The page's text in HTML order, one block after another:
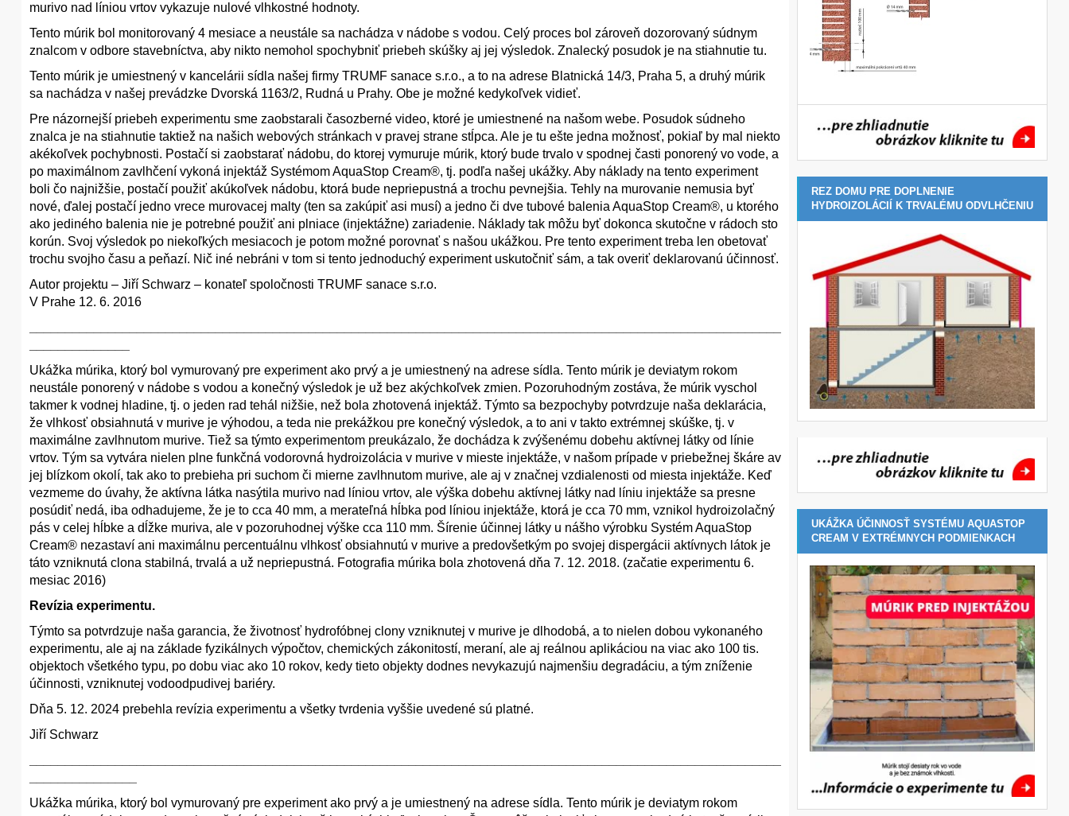
murivo nad líniou vrtov vykazuje nulové vlhkostné hodnoty.
Tento múrik bol monitorovaný 4 mesiace a neustále sa nachádza v nádobe s vodou. Celý proces bol zároveň dozorovaný súdnym
znalcom v odbore stavebníctva, aby nikto nemohol spochybniť priebeh skúšky aj jej výsledok. Znalecký posudok je na stiahnutie tu.
Tento múrik je umiestnený v kancelárii sídla našej firmy TRUMF sanace s.r.o., a to na adrese Blatnická 14/3, Praha 5, a druhý múrik
sa nachádza v našej prevádzke Dvorská 1163/2, Rudná u Prahy. Obe je možné kedykoľvek vidieť.
Pre názornejší priebeh experimentu sme zaobstarali časozberné video, ktoré je umiestnené na našom webe. Posudok súdneho
znalca je na stiahnutie taktiež na našich webových stránkach v pravej strane stĺpca. Ale je tu ešte jedna možnosť, pokiaľ by mal niekto
akékoľvek pochybnosti. Postačí si zaobstarať nádobu, do ktorej vymuruje múrik, ktorý bude trvalo v spodnej časti ponorený vo vode, a
po maximálnom zavlhčení vykoná injektáž Systémom AquaStop Cream®, tj. podľa našej ukážky. Aby náklady na tento experiment
boli čo najnižšie, postačí použiť akúkoľvek nádobu, ktorá bude nepriepustná a trochu pevnejšia. Tehly na murovanie nemusia byť
nové, ďalej postačí jedno vrece murovacej malty (ten sa zakúpiť asi musí) a jedno či dve tubové balenia AquaStop Cream®, u ktorého
ako jediného balenia nie je potrebné použiť ani plniace (injektážne) zariadenie. Náklady tak môžu byť dokonca skutočne v rádoch sto
korún. Svoj výsledok po niekoľkých mesiacoch je potom možné porovnať s našou ukážkou. Pre tento experiment treba len obetovať
trochu svojho času a peňazí. Nič iné nebráni v tom si tento jednoduchý experiment uskutočniť sám, a tak overiť deklarovanú účinnosť.
Autor projektu – Jiří Schwarz – konateľ spoločnosti TRUMF sanace s.r.o.
V Prahe 12. 6. 2016
Ukážka múrika, ktorý bol vymurovaný pre experiment ako prvý a je umiestnený na adrese sídla. Tento múrik je deviatym rokom
neustále ponorený v nádobe s vodou a konečný výsledok je už bez akýchkoľvek zmien. Pozoruhodným zostáva, že múrik vyschol
takmer k vodnej hladine, tj. o jeden rad tehál nižšie, než bola zhotovená injektáž. Týmto sa bezpochyby potvrdzuje naša deklarácia,
že vlhkosť obsiahnutá v murive je výhodou, a teda nie prekážkou pre konečný výsledok, a to ani v takto extrémnej skúške, tj. v
maximálne zavlhnutom murive. Tiež sa týmto experimentom preukázalo, že dochádza k zvýšenému dobehu aktívnej látky od línie
vrtov. Tým sa vytvára nielen plne funkčná vodorovná hydroizolácia v murive v mieste injektáže, v našom prípade v priebežnej škáre av
jej blízkom okolí, tak ako to prebieha pri suchom či mierne zavlhnutom murive, ale aj v značnej vzdialenosti od miesta injektáže. Keď
vezmeme do úvahy, že aktívna látka nasýtila murivo nad líniou vrtov, ale výška dobehu aktívnej látky nad líniu injektáže sa presne
posúdiť nedá, iba odhadujeme, že je to cca 40 mm, a merateľná hĺbka pod líniou injektáže, ktorá je cca 70 mm, vznikol hydroizolačný
pás v celej hĺbke a dĺžke muriva, ale v pozoruhodnej výške cca 110 mm. Šírenie účinnej látky u nášho výrobku Systém AquaStop
Cream® nezastaví ani maximálnu percentuálnu vlhkosť obsiahnutú v murive a predovšetkým po svojej dispergácii aktívnych látok je
táto vzniknutá clona stabilná, trvalá a už nepriepustná. Fotografia múrika bola zhotovená dňa 7. 12. 2018. (začatie experimentu 6.
mesiac 2016)
Revízia experimentu.
Týmto sa potvrdzuje naša garancia, že životnosť hydrofóbnej clony vzniknutej v murive je dlhodobá, a to nielen dobou vykonaného
experimentu, ale aj na základe fyzikálnych výpočtov, chemických zákonitostí, meraní, ale aj reálnou aplikáciou na viac ako 100 tis.
objektoch všetkého typu, po dobu viac ako 10 rokov, kedy tieto objekty dodnes nevykazujú najmenšiu degradáciu, a tým zníženie
účinnosti, vzniknutej vodoodpudivej bariéry.
Dňa 5. 12. 2024 prebehla revízia experimentu a všetky tvrdenia vyššie uvedené sú platné.
Jiří Schwarz
Ukážka múrika, ktorý bol vymurovaný pre experiment ako prvý a je umiestnený na adrese sídla. Tento múrik je deviatym rokom
REZ DOMU PRE DOPLNENIE
HYDROIZOLÁCIÍ K TRVALÉMU ODVLHČENIU
UKÁŽKA ÚČINNOSŤ SYSTÉMU AQUASTOP
CREAM V EXTRÉMNYCH PODMIENKACH